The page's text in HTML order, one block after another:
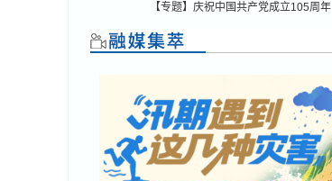
【专题】庆祝中国共产党成立105周年